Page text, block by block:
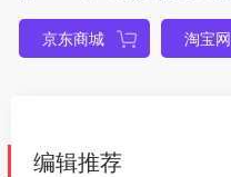
京东商城 淘宝网
编辑推荐